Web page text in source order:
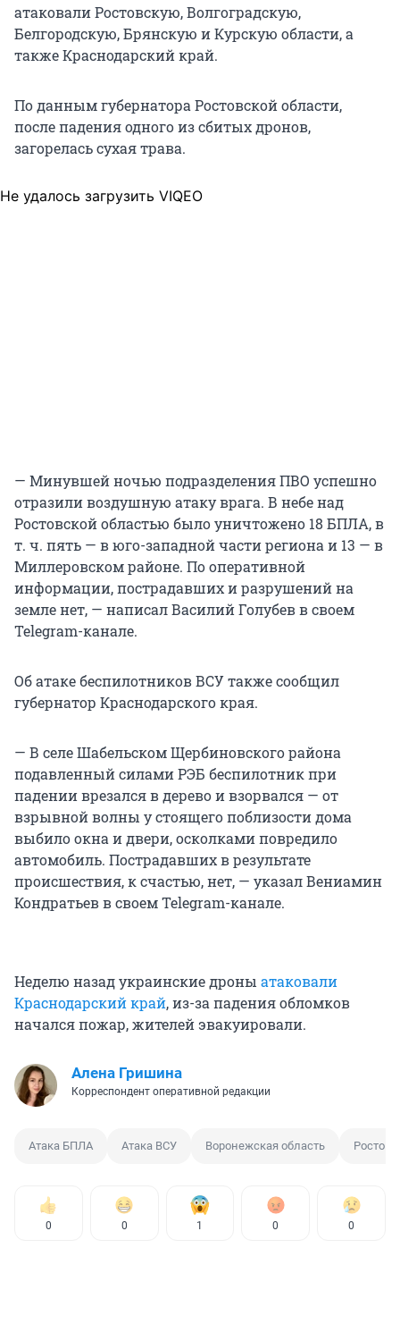
атаковали Ростовскую, Волгоградскую,
Белгородскую, Брянскую и Курскую области, а
также Краснодарский край.
По данным губернатора Ростовской области,
после падения одного из сбитых дронов,
загорелась сухая трава.
Не удалось загрузить VIQEO
— Минувшей ночью подразделения ПВО успешно
отразили воздушную атаку врага. В небе над
Ростовской областью было уничтожено 18 БПЛА, в
т. ч. пять — в юго-западной части региона и 13 — в
Миллеровском районе. По оперативной
информации, пострадавших и разрушений на
земле нет, — написал Василий Голубев в своем
Telegram-канале.
Об атаке беспилотников ВСУ также сообщил
губернатор Краснодарского края.
— В селе Шабельском Щербиновского района
подавленный силами РЭБ беспилотник при
падении врезался в дерево и взорвался — от
взрывной волны у стоящего поблизости дома
выбило окна и двери, осколками повредило
автомобиль. Пострадавших в результате
происшествия, к счастью, нет, — указал Вениамин
Кондратьев в своем Telegram-канале.
Неделю назад украинские дроны атаковали
Краснодарский край, из-за падения обломков
начался пожар, жителей эвакуировали.
Алена Гришина
Корреспондент оперативной редакции
Атака БПЛА Атака ВСУ Воронежская область
0 0 1 0 0